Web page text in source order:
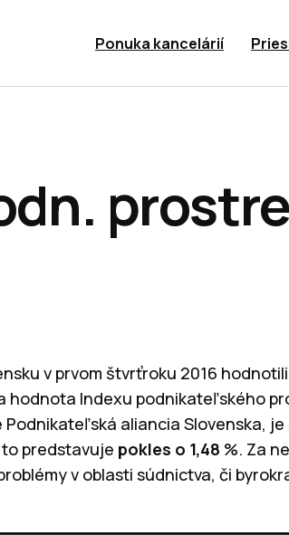
Ponuka kancelárií
v prvom štvrťroku 2016
hodnota Indexu podnikateľského
aliancia Slovenska,
predstavuje pokles o 1,48 %. Za
v oblasti súdnictva, či